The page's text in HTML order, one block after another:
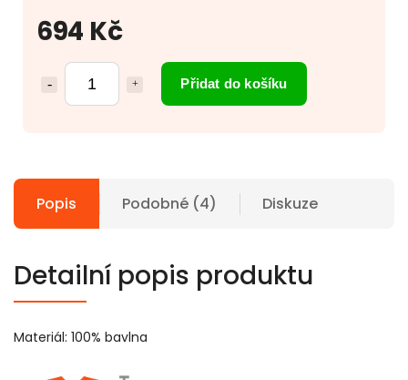
694 Kč
Přidat do košíku
Popis Podobné (4) Diskuze
Detailní popis produktu
Materiál: 100% bavlna